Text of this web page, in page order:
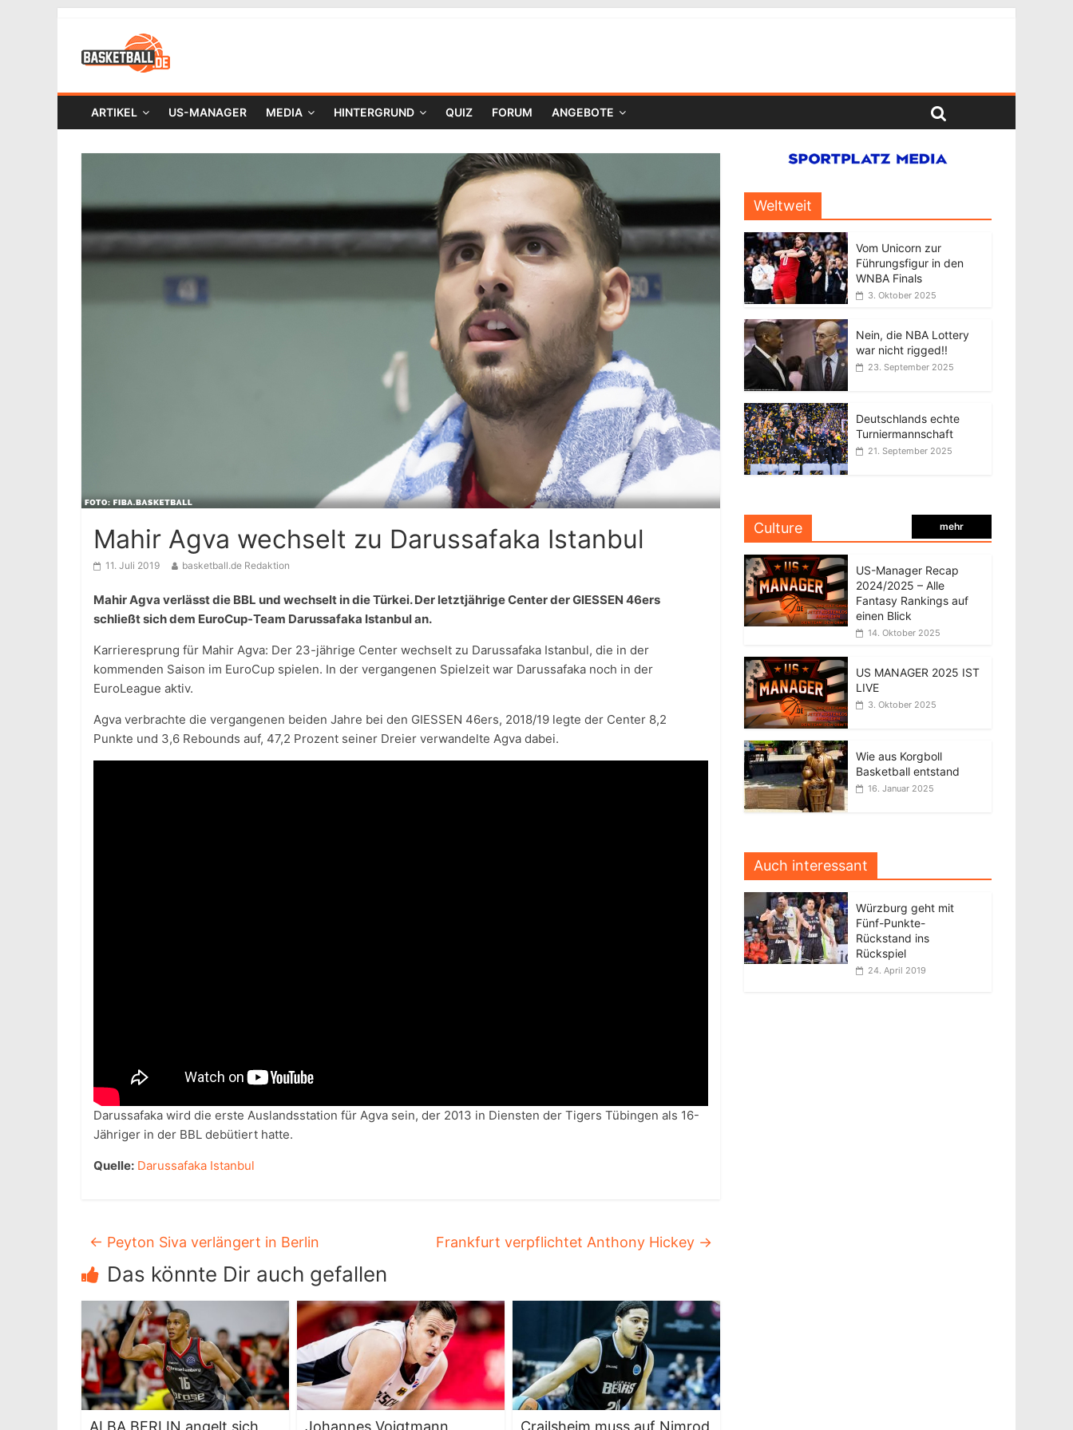
ARTIKEL US-MANAGER MEDIA HINTERGRUND QUIZ FORUM ANGEBOTE
Mahir Agva wechselt zu Darussafaka Istanbul
11. Juli 2019 basketball.de Redaktion
Mahir Agva verlässt die BBL und wechselt in die Türkei. Der letztjährige Center der GIESSEN 46ers
schließt sich dem EuroCup-Team Darussafaka Istanbul an.
Karrieresprung für Mahir Agva: Der 23-jährige Center wechselt zu Darussafaka Istanbul, die in der
kommenden Saison im EuroCup spielen. In der vergangenen Spielzeit war Darussafaka noch in der
EuroLeague aktiv.
Agva verbrachte die vergangenen beiden Jahre bei den GIESSEN 46ers, 2018/19 legte der Center 8,2
Punkte und 3,6 Rebounds auf, 47,2 Prozent seiner Dreier verwandelte Agva dabei.
Darussafaka wird die erste Auslandsstation für Agva sein, der 2013 in Diensten der Tigers Tübingen als 16-
Jähriger in der BBL debütiert hatte.
Quelle: Darussafaka Istanbul
← Peyton Siva verlängert in Berlin Frankfurt verpflichtet Anthony Hickey →
Das könnte Dir auch gefallen
ALBA BERLIN angelt sich Johannes Voigtmann Crailsheim muss auf Nimrod
Weltweit
Vom Unicorn zur
Führungsfigur in den
WNBA Finals
3. Oktober 2025
Nein, die NBA Lottery
war nicht rigged!!
23. September 2025
Deutschlands echte
Turniermannschaft
21. September 2025
Culture mehr
US-Manager Recap
2024/2025 – Alle
Fantasy Rankings auf
einen Blick
14. Oktober 2025
US MANAGER 2025 IST
LIVE
3. Oktober 2025
Wie aus Korgboll
Basketball entstand
16. Januar 2025
Auch interessant
Würzburg geht mit
Fünf-Punkte-
Rückstand ins
Rückspiel
24. April 2019